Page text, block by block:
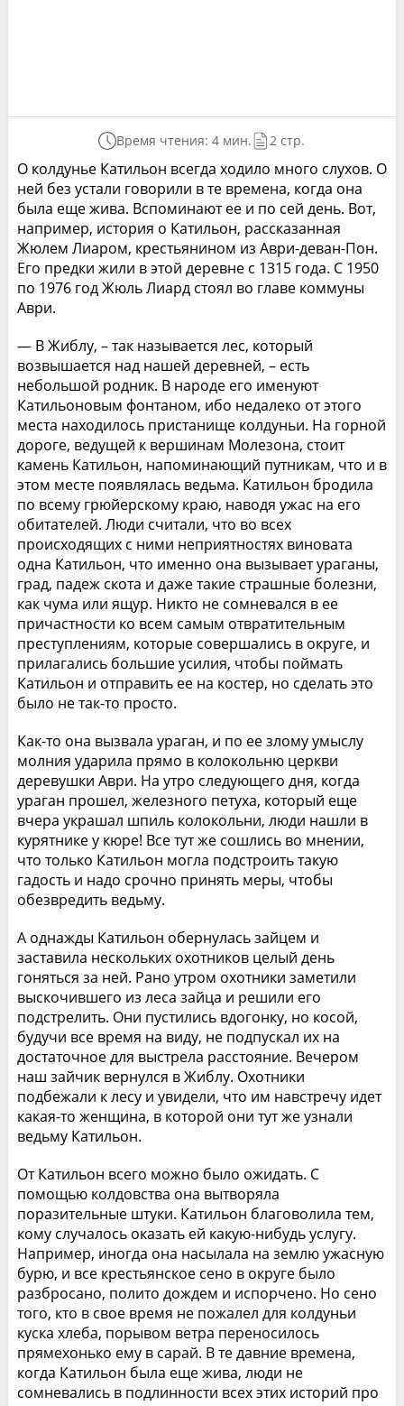
Время чтения: 4 мин. 2 стр.
О колдунье Катильон всегда ходило много слухов. О
ней без устали говорили в те времена, когда она
была еще жива. Вспоминают ее и по сей день. Вот,
например, история о Катильон, рассказанная
Жюлем Лиаром, крестьянином из Аври-деван-Пон.
Его предки жили в этой деревне с 1315 года. С 1950
по 1976 год Жюль Лиард стоял во главе коммуны
Аври.
— В Жиблу, – так называется лес, который
возвышается над нашей деревней, – есть
небольшой родник. В народе его именуют
Катильоновым фонтаном, ибо недалеко от этого
места находилось пристанище колдуньи. На горной
дороге, ведущей к вершинам Молезона, стоит
камень Катильон, напоминающий путникам, что и в
этом месте появлялась ведьма. Катильон бродила
по всему грюйерскому краю, наводя ужас на его
обитателей. Люди считали, что во всех
происходящих с ними неприятностях виновата
одна Катильон, что именно она вызывает ураганы,
град, падеж скота и даже такие страшные болезни,
как чума или ящур. Никто не сомневался в ее
причастности ко всем самым отвратительным
преступлениям, которые совершались в округе, и
прилагались большие усилия, чтобы поймать
Катильон и отправить ее на костер, но сделать это
было не так-то просто.
Как-то она вызвала ураган, и по ее злому умыслу
молния ударила прямо в колокольню церкви
деревушки Аври. На утро следующего дня, когда
ураган прошел, железного петуха, который еще
вчера украшал шпиль колокольни, люди нашли в
курятнике у кюре! Все тут же сошлись во мнении,
что только Катильон могла подстроить такую
гадость и надо срочно принять меры, чтобы
обезвредить ведьму.
А однажды Катильон обернулась зайцем и
заставила нескольких охотников целый день
гоняться за ней. Рано утром охотники заметили
выскочившего из леса зайца и решили его
подстрелить. Они пустились вдогонку, но косой,
будучи все время на виду, не подпускал их на
достаточное для выстрела расстояние. Вечером
наш зайчик вернулся в Жиблу. Охотники
подбежали к лесу и увидели, что им навстречу идет
какая-то женщина, в которой они тут же узнали
ведьму Катильон.
От Катильон всего можно было ожидать. С
помощью колдовства она вытворяла
поразительные штуки. Катильон благоволила тем,
кому случалось оказать ей какую-нибудь услугу.
Например, иногда она насылала на землю ужасную
бурю, и все крестьянское сено в округе было
разбросано, полито дождем и испорчено. Но сено
того, кто в свое время не пожалел для колдуньи
куска хлеба, порывом ветра переносилось
прямехонько ему в сарай. В те давние времена,
когда Катильон была еще жива, люди не
сомневались в подлинности всех этих историй про